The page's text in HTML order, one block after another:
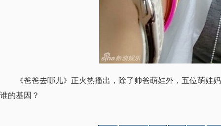
《爸爸去哪儿》正火热播出，除了帅爸萌娃外，五位萌
谁的基因？